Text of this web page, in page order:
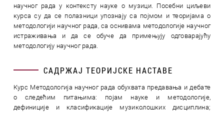
научног рада у контексту науке о музици. Посебни циљеви
курса су да се полазници упознају са појмом и теоријама о
методологији научног рада, са оснивама методологије научног
истраживања и да се обуче да примењују одговарајућу
методологију научног рада.
САДРЖАЈ ТЕОРИЈСКЕ НАСТАВЕ
Курс Методологија научног рада обухвата предавања и дебате
о следећим питањима: појам науке и методологије,
дефиниције и класификације музиколошких дисциплина;